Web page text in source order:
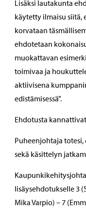
Lisäksi lautakunta
käytetty ilmaisu siitä,
korvataan
ehdotetaan
muokattavan
toimivaa ja
aktiivisena
edistämisessä”.
Ehdotusta
Puheenjohtaja totesi,
sekä käsittelyn
lisäysehdotukselle 3
Mika Varpio) – 7